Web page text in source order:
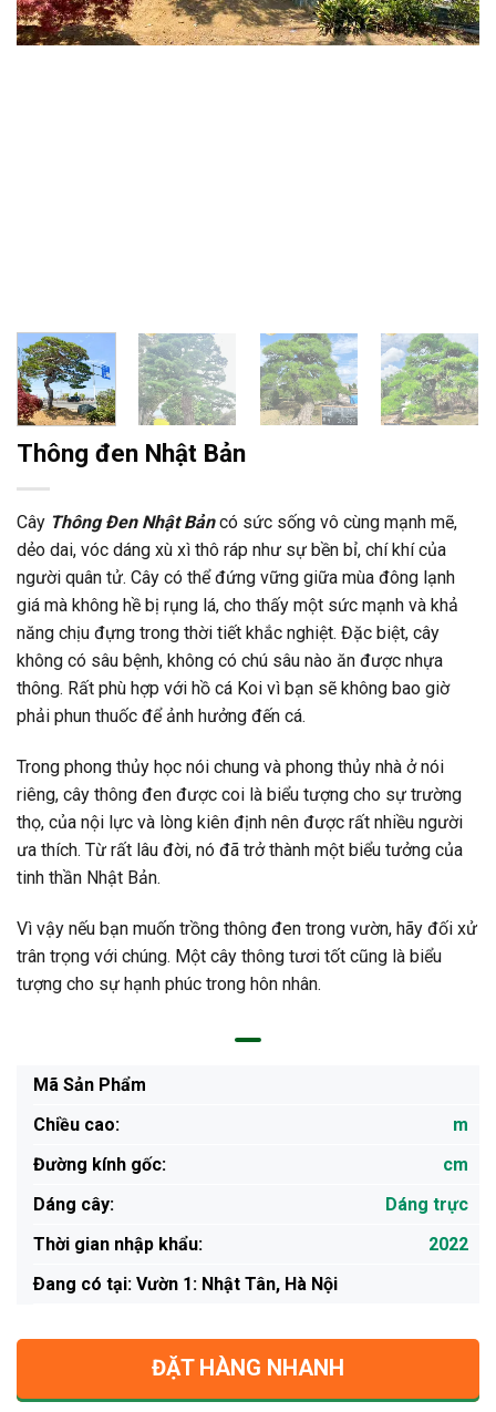
Thông đen Nhật Bản
Cây Thông Đen Nhật Bảncó sức sống vô cùng mạnh mẽ,
dẻo dai, vóc dáng xù xì thô ráp như sự bền bỉ, chí khí của
người quân tử. Cây có thể đứng vững giữa mùa đông lạnh
giá mà không hề bị rụng lá, cho thấy một sức mạnh và khả
năng chịu đựng trong thời tiết khắc nghiệt. Đặc biệt, cây
không có sâu bệnh, không có chú sâu nào ăn được nhựa
thông. Rất phù hợp với hồ cá Koi vì bạn sẽ không bao giờ
phải phun thuốc để ảnh hưởng đến cá.
Trong phong thủy học nói chung và phong thủy nhà ở nói
riêng, cây thông đen được coi là biểu tượng cho sự trường
thọ, của nội lực và lòng kiên định nên được rất nhiều người
ưa thích. Từ rất lâu đời, nó đã trở thành một biểu tưởng của
tinh thần Nhật Bản.
Vì vậy nếu bạn muốn trồng thông đen trong vườn, hãy đối xử
trân trọng với chúng. Một cây thông tươi tốt cũng là biểu
tượng cho sự hạnh phúc trong hôn nhân.
Mã Sản Phẩm
Chiều cao:
m
Đường kính gốc:
cm
Dáng cây:
Dáng trực
Thời gian nhập khẩu:
2022
Ðang có tại: Vườn 1: Nhật Tân, Hà Nội
ĐẶT HÀNG NHANH